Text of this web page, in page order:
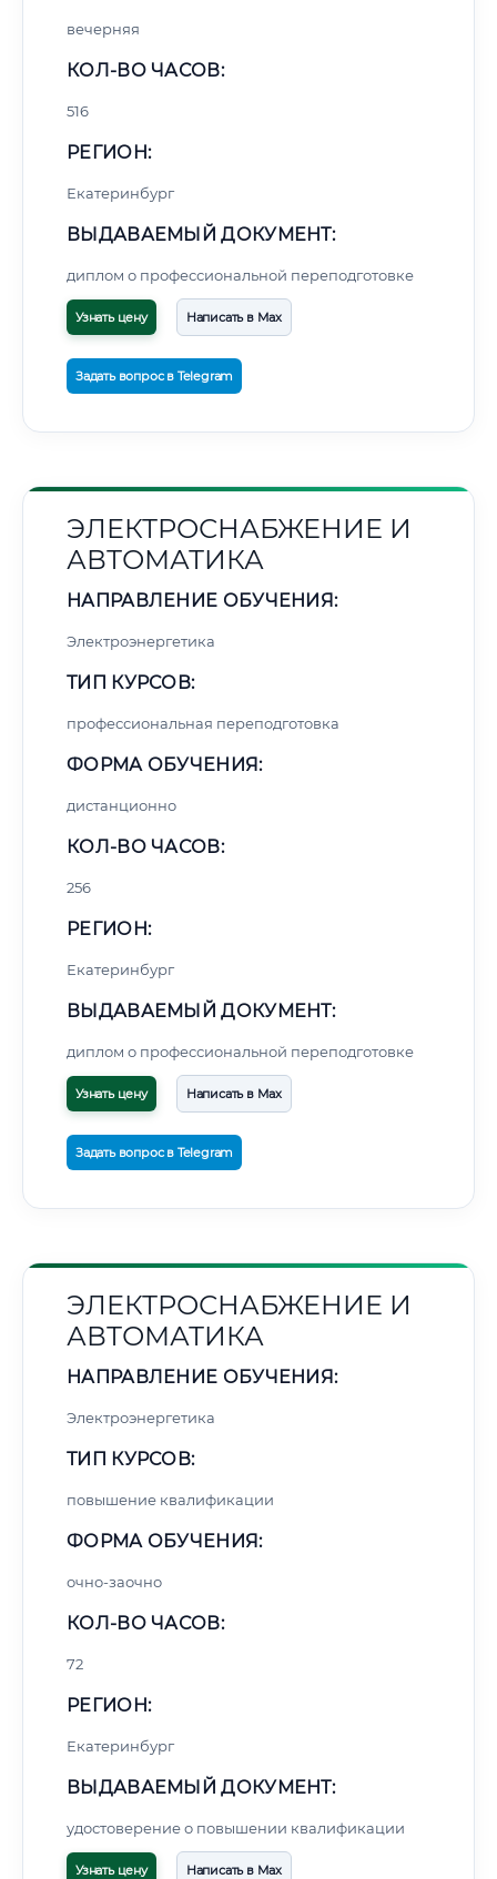
вечерняя
КОЛ-ВО ЧАСОВ:
516
РЕГИОН:
Екатеринбург
ВЫДАВАЕМЫЙ ДОКУМЕНТ:
диплом о профессиональной переподготовке
Узнать цену Написать в Max
Задать вопрос в Telegram
ЭЛЕКТРОСНАБЖЕНИЕ И
АВТОМАТИКА
НАПРАВЛЕНИЕ ОБУЧЕНИЯ:
Электроэнергетика
ТИП КУРСОВ:
профессиональная переподготовка
ФОРМА ОБУЧЕНИЯ:
дистанционно
КОЛ-ВО ЧАСОВ:
256
РЕГИОН:
Екатеринбург
ВЫДАВАЕМЫЙ ДОКУМЕНТ:
диплом о профессиональной переподготовке
Узнать цену Написать в Max
Задать вопрос в Telegram
ЭЛЕКТРОСНАБЖЕНИЕ И
АВТОМАТИКА
НАПРАВЛЕНИЕ ОБУЧЕНИЯ:
Электроэнергетика
ТИП КУРСОВ:
повышение квалификации
ФОРМА ОБУЧЕНИЯ:
очно-заочно
КОЛ-ВО ЧАСОВ:
72
РЕГИОН:
Екатеринбург
ВЫДАВАЕМЫЙ ДОКУМЕНТ:
удостоверение о повышении квалификации
Узнать цену Написать в Max